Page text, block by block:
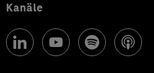
Kanäle